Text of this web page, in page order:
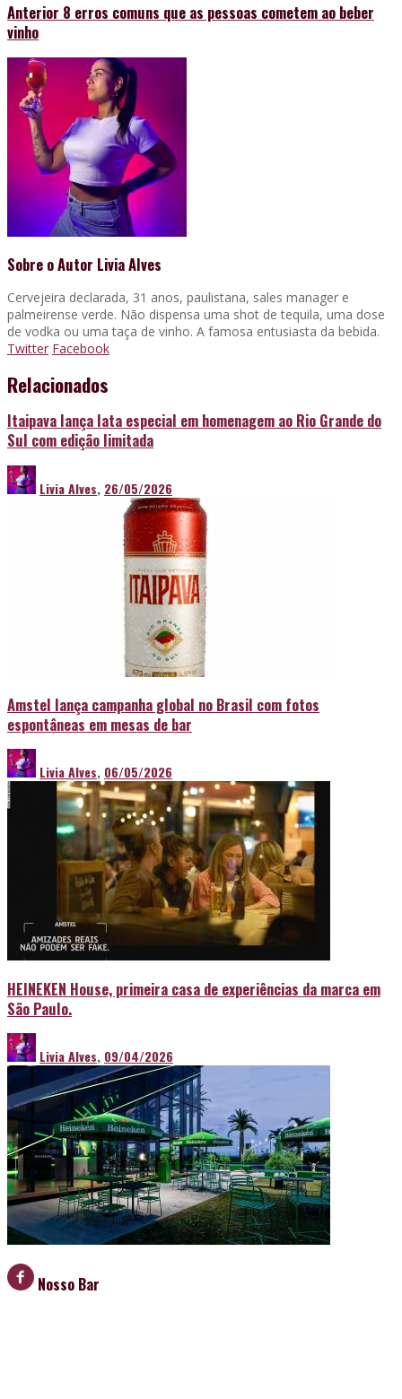
Anterior 8 erros comuns que as pessoas cometem ao beber
vinho
Sobre o Autor Livia Alves
Cervejeira declarada, 31 anos, paulistana, sales manager e
palmeirense verde. Não dispensa uma shot de tequila, uma dose
de vodka ou uma taça de vinho. A famosa entusiasta da bebida.
Twitter Facebook
Relacionados
Itaipava lança lata especial em homenagem ao Rio Grande do
Sul com edição limitada
Livia Alves, 26/05/2026
Amstel lança campanha global no Brasil com fotos
espontâneas em mesas de bar
Livia Alves, 06/05/2026
HEINEKEN House, primeira casa de experiências da marca em
São Paulo.
Livia Alves, 09/04/2026
Nosso Bar